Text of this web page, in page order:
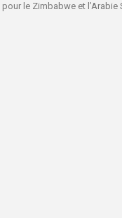
le Zimbabwe et l’Arabie